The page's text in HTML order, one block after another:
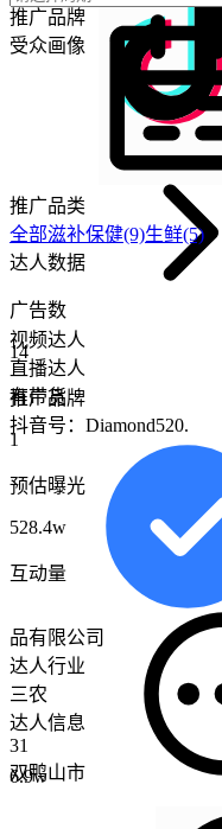
视频达人
直播达人
有带货
抖音号： Diamond520.
品有限公司
达人行业
三农
达人信息
31
双鸭山市
推广品牌
受众画像
推广品类
全部滋补保健(9)生鲜(5)
达人数据
广告数
14
推广品牌
1
预估曝光
528.4w
互动量
6.9w